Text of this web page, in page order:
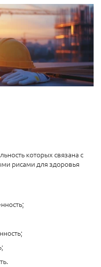
которых связана с
рисами для здоровья